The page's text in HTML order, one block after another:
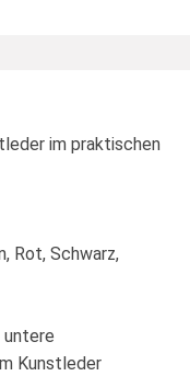
im praktischen
Rot, Schwarz,
Kunstleder